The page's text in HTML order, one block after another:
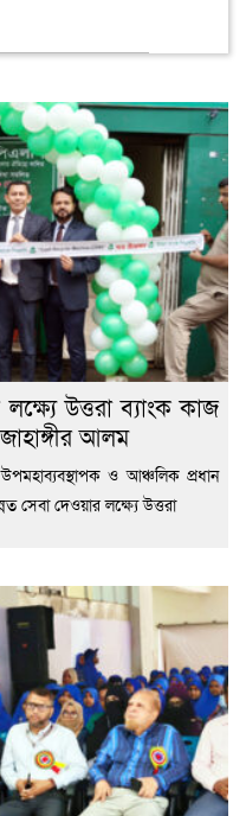
উত্তরা ব্যাংক কাজ
আলম
ও আঞ্চলিক প্রধান
সেবা দেওয়ার লক্ষ্যে উত্তরা